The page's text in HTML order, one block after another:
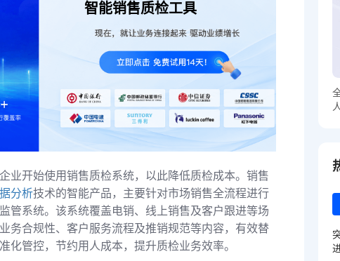
智能销售质检工具
业开始使用销售质检系统，以此降低质检成本。销售
分析技术的智能产品，主要针对市场销售全流程进行
管系统。该系统覆盖电销、线上销售及客户跟进等场
务合规性、客户服务流程及推销规范等内容，有效替
管控，节约用人成本，提升质检业务效率。